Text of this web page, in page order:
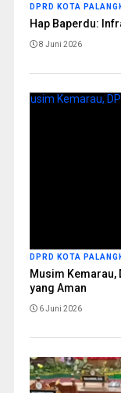
DPRD KOTA
Hap Baperdu:
8 Juni 2026
DPRD KOTA
Musim Kemarau,
yang Aman
6 Juni 2026